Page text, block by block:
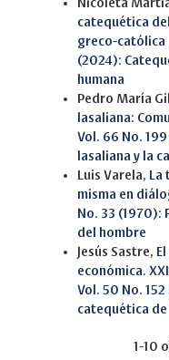
Nicoleta
catequética
greco-católica
(2024):
humana
Pedro María
lasaliana:
Vol. 66 No.
lasaliana y la
Luis Varela, La
misma en
No. 33 (1970):
del hombre
Jesús Sastre,
económica.
Vol. 50 No.
catequética de
1-10